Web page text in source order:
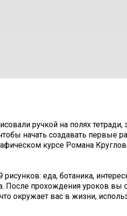
ручкой на полях тетради,
начать создавать первые
курсе Романа
рисунков: еда, ботаника,
После прохождения уроков вы
окружает вас в жизни,